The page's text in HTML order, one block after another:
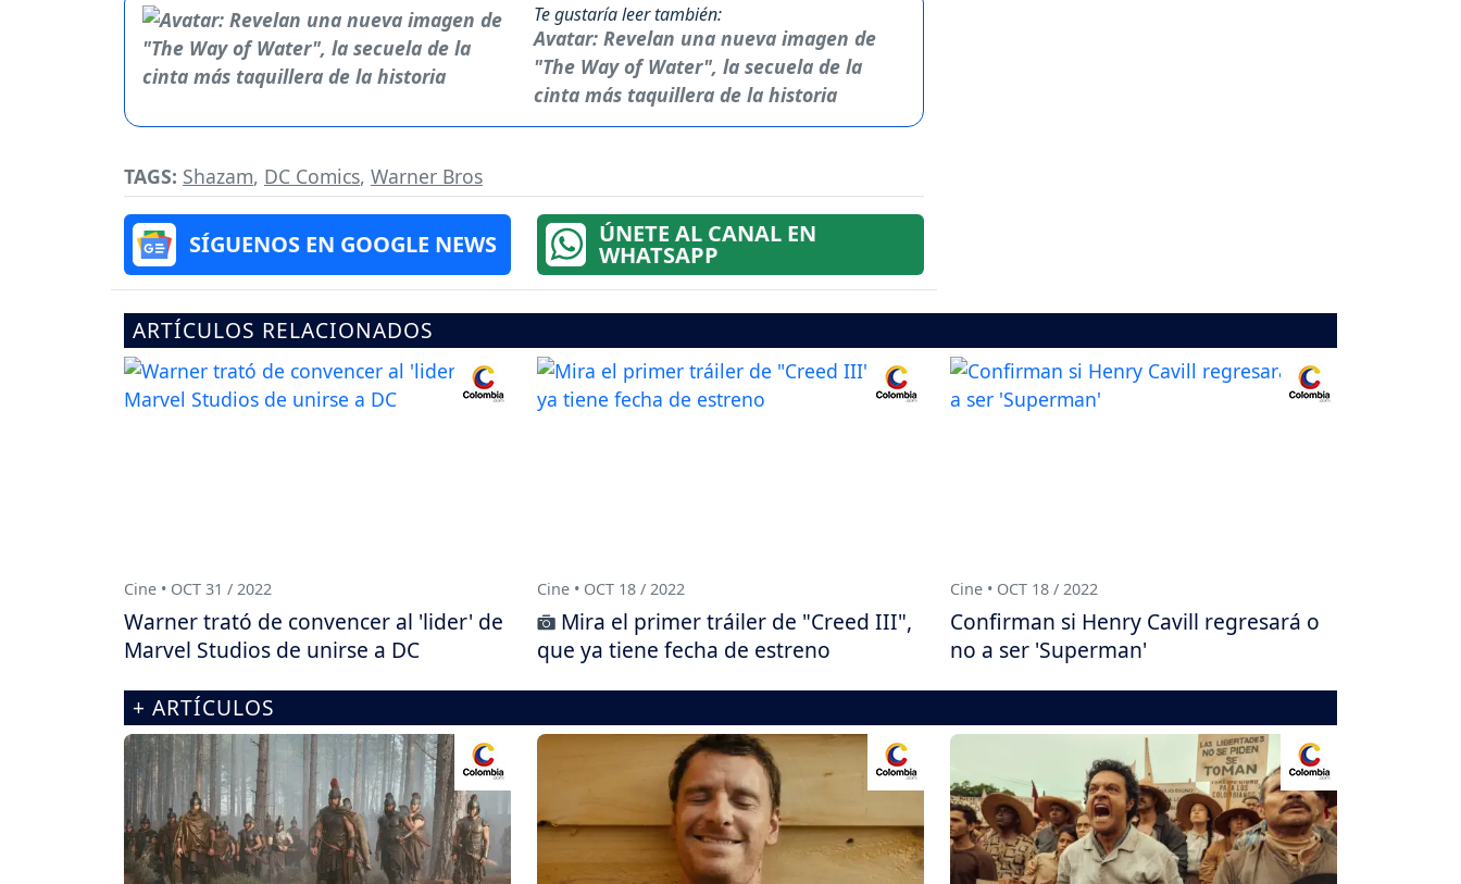
Te gustaría leer también:
Avatar: Revelan una nueva imagen de
"The Way of Water", la secuela de la
cinta más taquillera de la historia
TAGS: Shazam, DC Comics, Warner Bros
SÍGUENOS EN GOOGLE NEWS ÚNETE AL CANAL EN
WHATSAPP
ARTÍCULOS RELACIONADOS
Cine • OCT 31 / 2022
Warner trató de convencer al 'lider' de
Marvel Studios de unirse a DC
Cine • OCT 18 / 2022
Mira el primer tráiler de "Creed III",
que ya tiene fecha de estreno
Cine • OCT 18 / 2022
Confirman si Henry Cavill regresará o
no a ser 'Superman'
+ ARTÍCULOS